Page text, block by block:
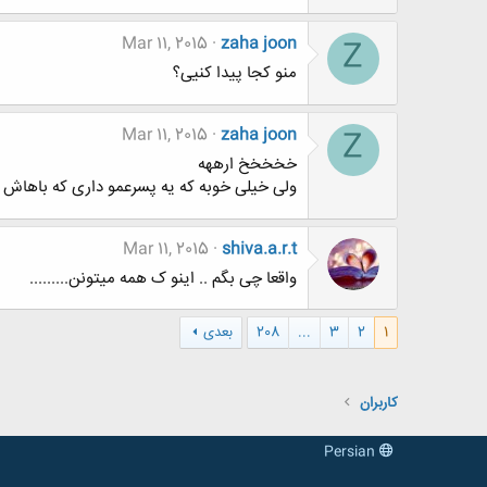
Z
zaha joon
Mar 11, 2015
منو کجا پیدا کنیی؟
Z
zaha joon
Mar 11, 2015
خخخخخ ارههه
ولی خیلی خوبه که یه پسرعمو داری که
shiva.a.r.t
Mar 11, 2015
واقعا چی بگم .. اینو ک همه میتونن.........
1
2
3
...
208 بعدی
کاربران